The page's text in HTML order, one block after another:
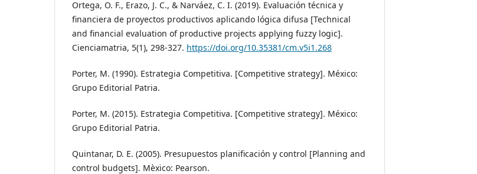
Ortega, O. F., Erazo, J. C., & Narváez, C. I. (2019). Evaluación técnica y
financiera de proyectos productivos aplicando lógica difusa [Technical
and financial evaluation of productive projects applying fuzzy logic].
Cienciamatria, 5(1), 298-327. https://doi.org/10.35381/cm.v5i1.268
Porter, M. (1990). Estrategia Competitiva. [Competitive strategy]. México:
Grupo Editorial Patria.
Porter, M. (2015). Estrategia Competitiva. [Competitive strategy]. México:
Grupo Editorial Patria.
Quintanar, D. E. (2005). Presupuestos planificación y control [Planning and
control budgets]. Mèxico: Pearson.